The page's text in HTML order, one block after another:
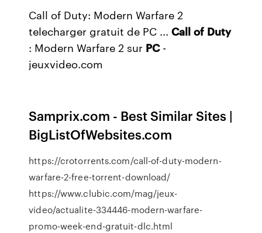
Call of Duty: Modern Warfare 2
telecharger gratuit de PC ...Call of Duty
: Modern Warfare 2 sur PC-
jeuxvideo.com
Samprix.com - Best Similar Sites |
BigListOfWebsites.com
https://crotorrents.com/call-of-duty-modern-
warfare-2-free-torrent-download/
https://www.clubic.com/mag/jeux-
video/actualite-334446-modern-warfare-
promo-week-end-gratuit-dlc.html